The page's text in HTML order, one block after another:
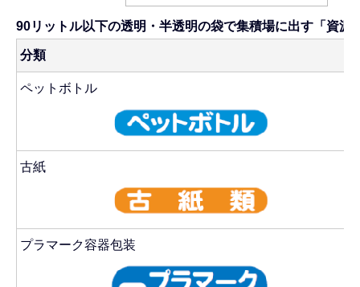
90リットル以下の透明・半透明の袋で集積場に出す「資源
分類
ペットボトル
古紙
プラマーク容器包装